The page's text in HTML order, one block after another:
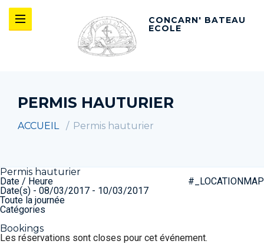
CONCARN' BATEAU
ECOLE
PERMIS HAUTURIER
ACCUEIL Permis hauturier
Permis hauturier
#_LOCATIONMAP
Date / Heure
Date(s) - 08/03/2017 - 10/03/2017
Toute la journée
Catégories
Bookings
Les réservations sont closes pour cet événement.